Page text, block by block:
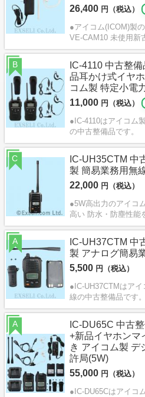
26,400 円（税込）
●アイコム(ICOM)製
VE-CAM10 未使用新
IC-4110 中古整
品耳かけ式イヤ
コム製 特定小電
11,000 円（税込）
●IC-4110はアイコム
の中古整備品です。
B
IC-UH35CTM 中
製 簡易業務用無
22,000 円（税込）
●5W高出力のアイコ
高い 防水・防塵性能
C
IC-UH37CTM 中
製 アナログ簡易
5,500 円（税込）
●IC-UH37CTMはア
線の中古整備品です。
A
IC-DU65C 中古
+新品イヤホンマ
き アイコム製 デ
許局(5W)
55,000 円（税込）
●IC-DU65Cはアイコ
A